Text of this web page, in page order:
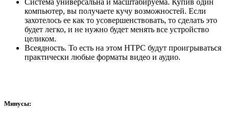
Система универсальна и масштабируема. Купив один
компьютер, вы получаете кучу возможностей. Если
захотелось ее как то усовершенствовать, то сделать это
будет легко, и не нужно будет менять все устройство
целиком.
Всеядность. То есть на этом HTPC будут проигрываться
практически любые форматы видео и аудио.
Минусы: